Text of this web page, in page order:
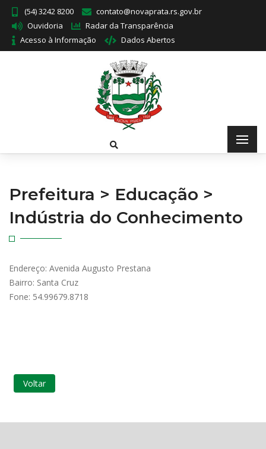
(54) 3242 8200
contato@novaprata.rs.gov.br
Ouvidoria
Radar da Transparência
Acesso à Informação
Dados Abertos
Prefeitura > Educação >
Indústria do Conhecimento
Endereço: Avenida Augusto Prestana
Bairro: Santa Cruz
Fone: 54.99679.8718
Voltar